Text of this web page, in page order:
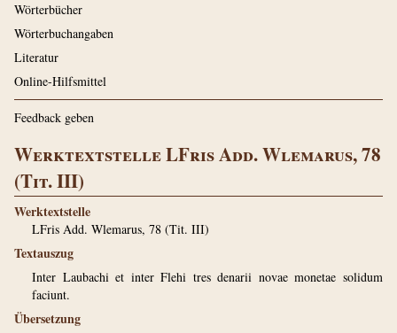
Wörterbücher
Wörterbuchangaben
Literatur
Online-Hilfsmittel
Feedback geben
Werktextstelle LFris Add. Wlemarus, 78
(Tit. III)
Werktextstelle
LFris Add. Wlemarus, 78 (Tit. III)
Textauszug
Inter Laubachi et inter Flehi tres denarii novae monetae solidum
faciunt.
Übersetzung